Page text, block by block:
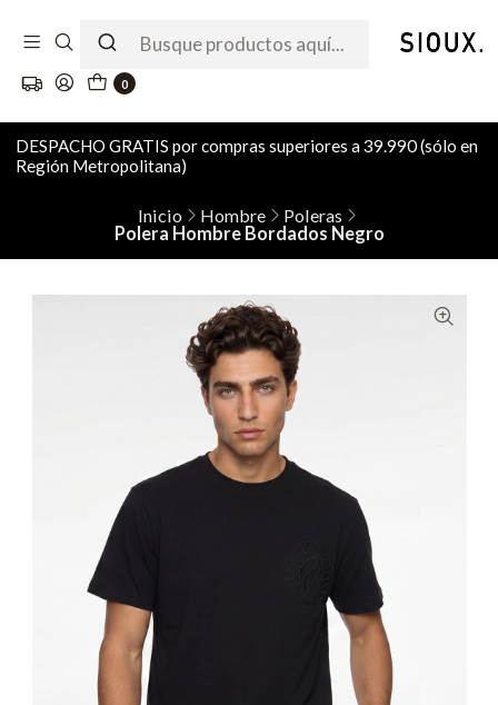
0
DESPACHO GRATIS por compras superiores a 39.990 (sólo en
Región Metropolitana)
Inicio Hombre
Poleras
Polera Hombre Bordados Negro